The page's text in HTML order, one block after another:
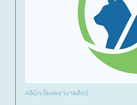
คลินิก/โรงพยาบาลสัตว์